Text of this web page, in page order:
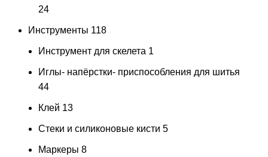
24
Инструменты 118
Инструмент для скелета 1
Иглы- напёрстки- приспособления для шитья
44
Клей 13
Стеки и силиконовые кисти 5
Маркеры 8